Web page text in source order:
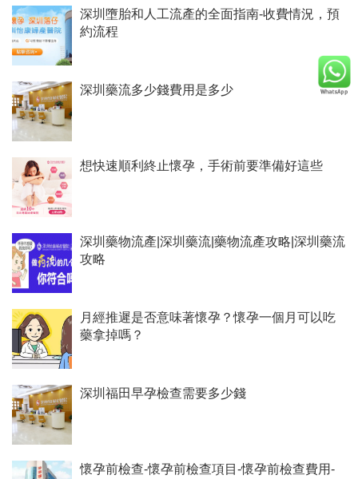
深圳墮胎和人工流產的全面指南-收費情況，預
約流程
深圳藥流多少錢費用是多少
想快速順利終止懷孕，手術前要準備好這些
深圳藥物流產|深圳藥流|藥物流產攻略|深圳藥流
攻略
月經推遲是否意味著懷孕？懷孕一個月可以吃
藥拿掉嗎？
深圳福田早孕檢查需要多少錢
懷孕前檢查-懷孕前檢查項目-懷孕前檢查費用-